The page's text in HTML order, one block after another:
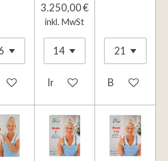
Warenkorb
3.250,00 €
inkl. MwSt
In den Warenkorb
Bei